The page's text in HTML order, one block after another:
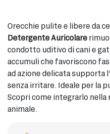
Orecchie pulite e libere da
Detergente Auricolare
condotto uditivo di cani e
accumuli che favoriscono
ad azione delicata supporta
senza irritare. Ideale per la
Scopri come integrarlo nella
animale.